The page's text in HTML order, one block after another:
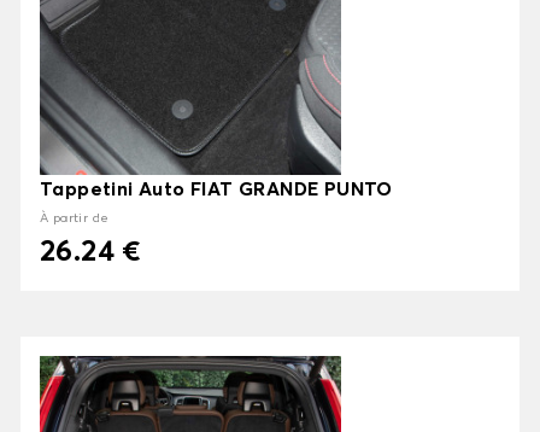
Tappetini Auto FIAT GRANDE PUNTO
À partir de
26.24 €